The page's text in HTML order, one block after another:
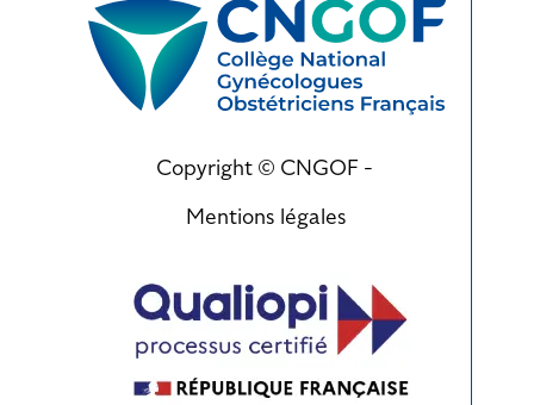
Copyright © CNGOF -
Mentions légales